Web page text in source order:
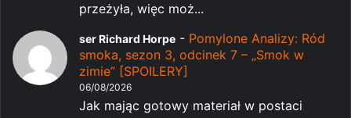
przeżyła, więc moż...
ser Richard Horpe - Pomylone Analizy: Ród
smoka, sezon 3, odcinek 7 – „Smok w
zimie” [SPOILERY]
06/08/2026
Jak mając gotowy materiał w postaci